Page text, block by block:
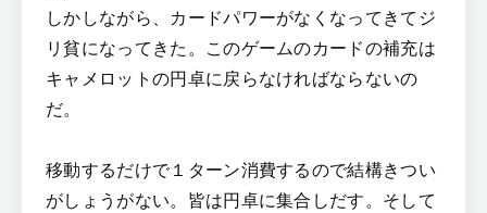
しかしながら、カードパワーがなくなってきてジ
リ貧になってきた。このゲームのカードの補充は
キャメロットの円卓に戻らなければならないの
だ。
移動するだけで１ターン消費するので結構きつい
がしょうがない。皆は円卓に集合しだす。そして